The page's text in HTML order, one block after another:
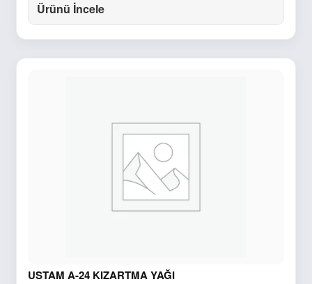
Ürünü İncele
USTAM A-24 KIZARTMA YAĞI